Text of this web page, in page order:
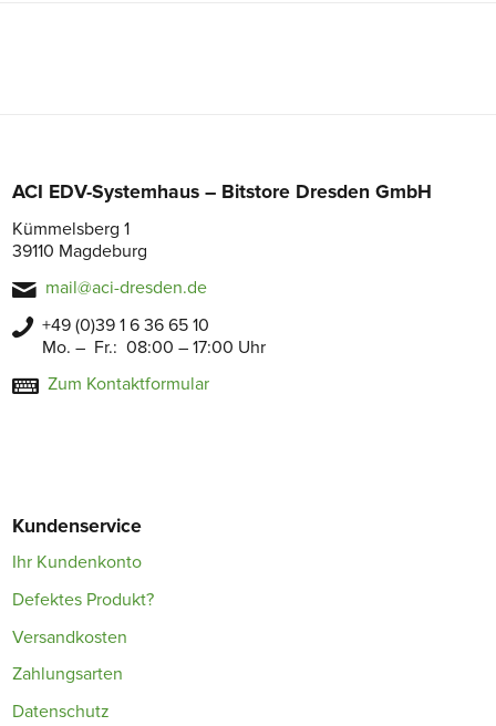
ACI EDV-Systemhaus – Bitstore Dresden GmbH
Kümmelsberg 1
39110 Magdeburg
mail@aci-dresden.de
+49 (0)39 1 6 36 65 10
Mo. – Fr.: 08:00 – 17:00 Uhr
Zum Kontaktformular
Kundenservice
Ihr Kundenkonto
Defektes Produkt?
Versandkosten
Zahlungsarten
Datenschutz